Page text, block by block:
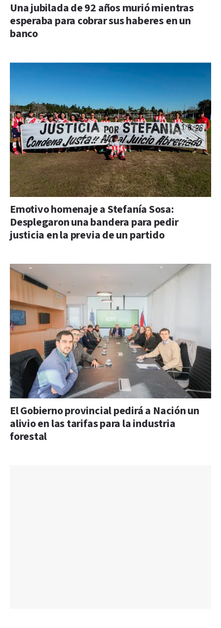
Una jubilada de 92 años murió mientras
esperaba para cobrar sus haberes en un
banco
Emotivo homenaje a Stefanía Sosa:
Desplegaron una bandera para pedir
justicia en la previa de un partido
El Gobierno provincial pedirá a Nación un
alivio en las tarifas para la industria
forestal